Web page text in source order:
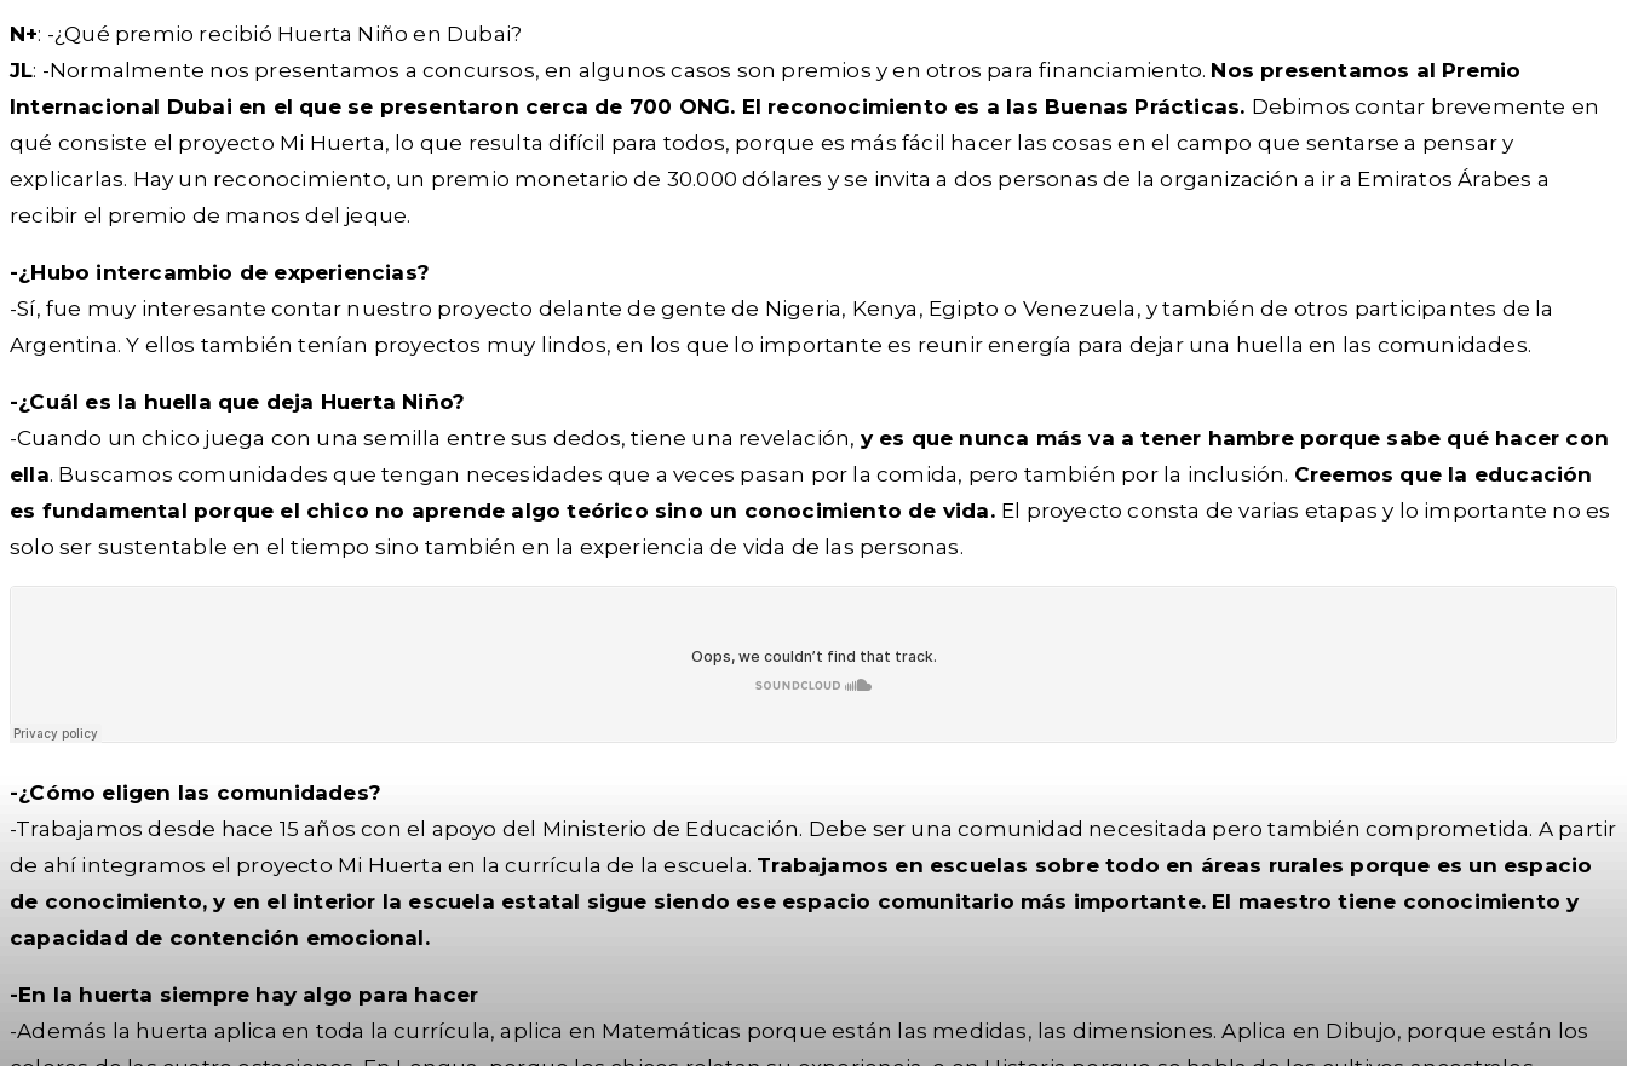
N+: -¿Qué premio recibió Huerta Niño en Dubai?
JL: -Normalmente nos presentamos a concursos, en algunos casos son premios y en otros para financiamiento. Nos presentamos al Premio
Internacional Dubai en el que se presentaron cerca de 700 ONG. El reconocimiento es a las Buenas Prácticas. Debimos contar brevemente en
qué consiste el proyecto Mi Huerta, lo que resulta difícil para todos, porque es más fácil hacer las cosas en el campo que sentarse a pensar y
explicarlas. Hay un reconocimiento, un premio monetario de 30.000 dólares y se invita a dos personas de la organización a ir a Emiratos Árabes a
recibir el premio de manos del jeque.
-¿Hubo intercambio de experiencias?
-Sí, fue muy interesante contar nuestro proyecto delante de gente de Nigeria, Kenya, Egipto o Venezuela, y también de otros participantes de la
Argentina. Y ellos también tenían proyectos muy lindos, en los que lo importante es reunir energía para dejar una huella en las comunidades.
-¿Cuál es la huella que deja Huerta Niño?
-Cuando un chico juega con una semilla entre sus dedos, tiene una revelación, y es que nunca más va a tener hambre porque sabe qué hacer con
ella. Buscamos comunidades que tengan necesidades que a veces pasan por la comida, pero también por la inclusión. Creemos que la educación
es fundamental porque el chico no aprende algo teórico sino un conocimiento de vida. El proyecto consta de varias etapas y lo importante no es
solo ser sustentable en el tiempo sino también en la experiencia de vida de las personas.
-¿Cómo eligen las comunidades?
-Trabajamos desde hace 15 años con el apoyo del Ministerio de Educación. Debe ser una comunidad necesitada pero también comprometida. A partir
de ahí integramos el proyecto Mi Huerta en la currícula de la escuela. Trabajamos en escuelas sobre todo en áreas rurales porque es un espacio
de conocimiento, y en el interior la escuela estatal sigue siendo ese espacio comunitario más importante. El maestro tiene conocimiento y
capacidad de contención emocional.
-En la huerta siempre hay algo para hacer
-Además la huerta aplica en toda la currícula, aplica en Matemáticas porque están las medidas, las dimensiones. Aplica en Dibujo, porque están los